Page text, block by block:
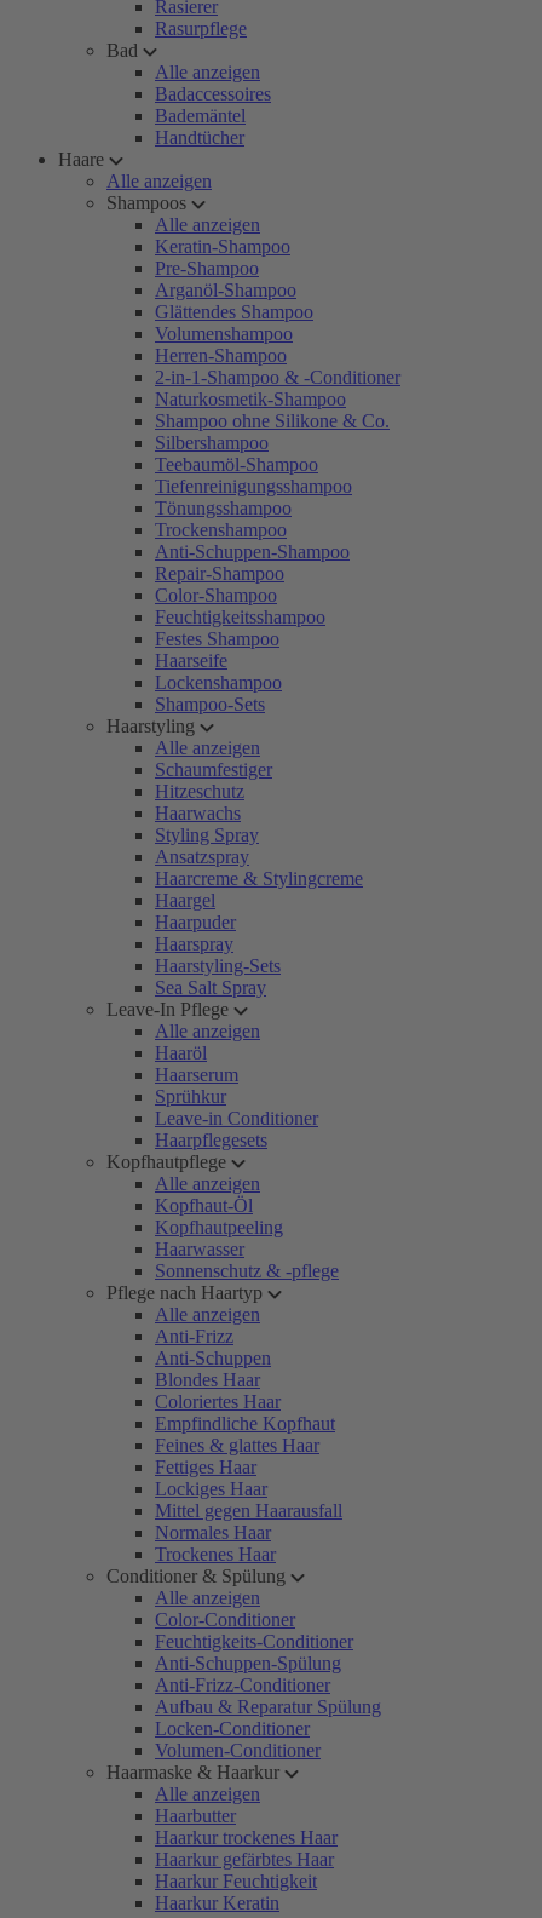
Rasierer
Rasurpflege
Bad
Alle anzeigen
Badaccessoires
Bademäntel
Handtücher
Haare
Alle anzeigen
Shampoos
Alle anzeigen
Keratin-Shampoo
Pre-Shampoo
Arganöl-Shampoo
Glättendes Shampoo
Volumenshampoo
Herren-Shampoo
2-in-1-Shampoo & -Conditioner
Naturkosmetik-Shampoo
Shampoo ohne Silikone & Co.
Silbershampoo
Teebaumöl-Shampoo
Tiefenreinigungsshampoo
Tönungsshampoo
Trockenshampoo
Anti-Schuppen-Shampoo
Repair-Shampoo
Color-Shampoo
Feuchtigkeitsshampoo
Festes Shampoo
Haarseife
Lockenshampoo
Shampoo-Sets
Haarstyling
Alle anzeigen
Schaumfestiger
Hitzeschutz
Haarwachs
Styling Spray
Ansatzspray
Haarcreme & Stylingcreme
Haargel
Haarpuder
Haarspray
Haarstyling-Sets
Sea Salt Spray
Leave-In Pflege
Alle anzeigen
Haaröl
Haarserum
Sprühkur
Leave-in Conditioner
Haarpflegesets
Kopfhautpflege
Alle anzeigen
Kopfhaut-Öl
Kopfhautpeeling
Haarwasser
Sonnenschutz & -pflege
Pflege nach Haartyp
Alle anzeigen
Anti-Frizz
Anti-Schuppen
Blondes Haar
Coloriertes Haar
Empfindliche Kopfhaut
Feines & glattes Haar
Fettiges Haar
Lockiges Haar
Mittel gegen Haarausfall
Normales Haar
Trockenes Haar
Conditioner & Spülung
Alle anzeigen
Color-Conditioner
Feuchtigkeits-Conditioner
Anti-Schuppen-Spülung
Anti-Frizz-Conditioner
Aufbau & Reparatur Spülung
Locken-Conditioner
Volumen-Conditioner
Haarmaske & Haarkur
Alle anzeigen
Haarbutter
Haarkur trockenes Haar
Haarkur gefärbtes Haar
Haarkur Feuchtigkeit
Haarkur Keratin